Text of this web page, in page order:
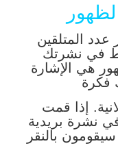
عدد المتلقين
في نشرتك
هي الإشارة
فكرة
إذا قمت
نشرة بريدية
بالنقر